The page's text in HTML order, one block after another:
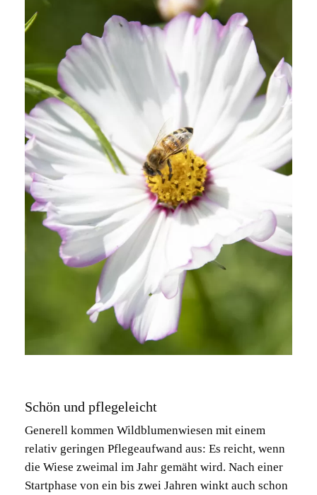
Es befinden sich keine Produkte im
Warenkorb.
ZURÜCK ZUM
SHOP
Schön und pflegeleicht
Generell kommen Wildblumenwiesen mit einem
relativ geringen Pflegeaufwand aus: Es reicht, wenn
die Wiese zweimal im Jahr gemäht wird. Nach einer
Startphase von ein bis zwei Jahren winkt auch schon